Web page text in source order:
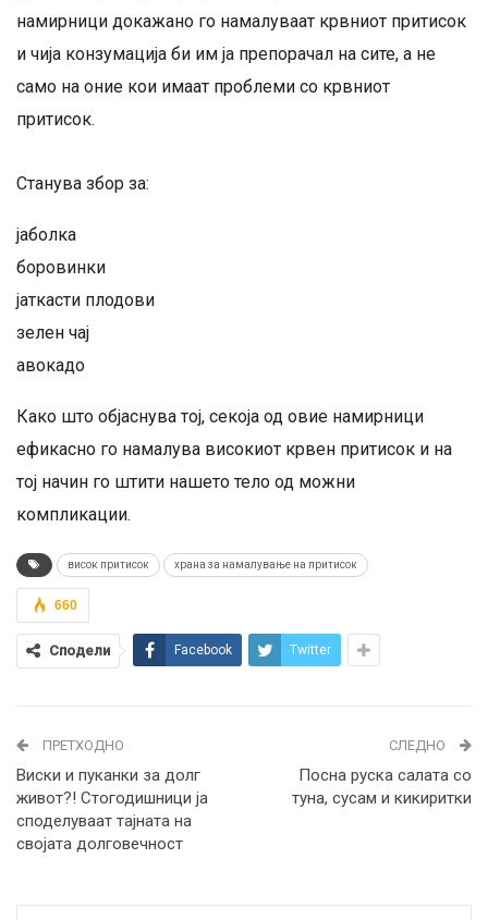
намирници докажано го намалуваат крвниот притисок
и чија конзумација би им ја препорачал на сите, а не
само на оние кои имаат проблеми со крвниот
притисок.
Станува збор за:
јаболка
боровинки
јаткасти плодови
зелен чај
авокадо
Како што објаснува тој, секоја од овие намирници
ефикасно го намалува високиот крвен притисок и на
тој начин го штити нашето тело од можни
компликации.
висок притисок храна за намалување на притисок
660
Сподели Facebook Twitter
ПРЕТХОДНО
Виски и пуканки за долг
живот?! Стогодишници ја
споделуваат тајната на
својата долговечност
СЛЕДНО
Посна руска салата со
туна, сусам и кикиритки